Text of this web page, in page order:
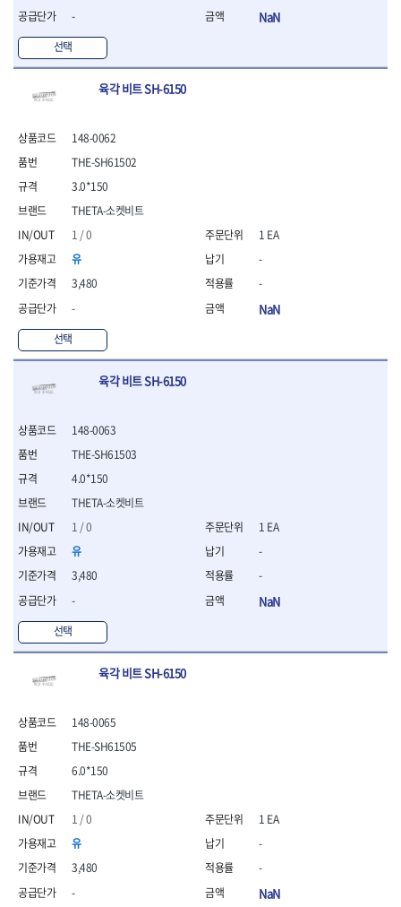
- 방폭T렌치
- 방폭펀치
- 절연포지비트소켓
철공공구
- 핸드볼트커터
- 클램프
- 망치
- 빠루망치
- 볼핀망치
- 함마망치
- 도끼
- 망치헤드
- 플라스틱망치
- 고무망치
- 핀펀치세트
- 펀치
- 펀치세트
- 용접용품
- 빠루
- 철공끌
원예.사무용품
- 정글칼
- 전정톱
- 다목적가위
- 안전커터칼
- 마킹
연마용품
- 조줄
- 철공용줄
- 목공용줄
- 조줄세트
- 판금줄홀더
-
선택
NaN
육각 비트 SH-6150
148-0062
THETA-소켓비트
1 / 0
유
3,480
-
선택
THE-SH61502
3.0*150
1 EA
-
-
NaN
육각 비트 SH-6150
148-0063
THETA-소켓비트
1 / 0
유
3,480
-
선택
THE-SH61503
4.0*150
1 EA
-
-
NaN
육각 비트 SH-6150
148-0065
THETA-소켓비트
1 / 0
유
3,480
-
THE-SH61505
6.0*150
1 EA
-
-
NaN